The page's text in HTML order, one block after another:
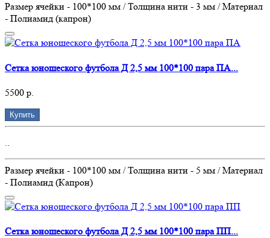
Размер ячейки - 100*100 мм / Толщина нити - 3 мм / Материал
- Полиамид (капрон)
Сетка юношеского футбола Д 2,5 мм 100*100 пара ПА...
5500 р.
Купить
..
Размер ячейки - 100*100 мм / Толщина нити - 5 мм / Материал
- Полиамид (Капрон)
Сетка юношеского футбола Д 2,5 мм 100*100 пара ПП...